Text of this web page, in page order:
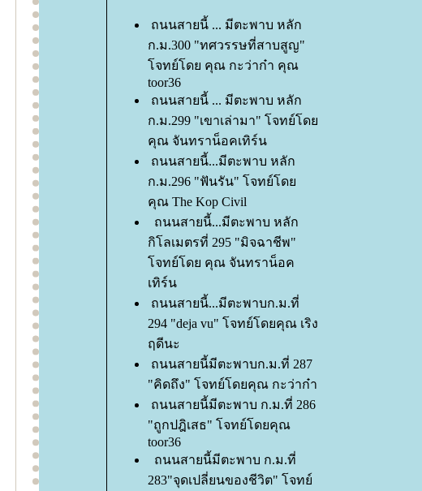
ถนนสายนี้ ... มีตะพาบ หลัก
ก.ม.300 "ทศวรรษที่สาบสูญ"
จทย์โดย คุณ กะว่าก๋า คุณ
toor36
ถนนสายนี้ ... มีตะพาบ หลัก
ก.ม.299 "เขาเล่ามา" โจทย์โด
คุณ จันทราน็อคเทิร์น
ถนนสายนี้...มีตะพาบ หลัก
ก.ม.296 "ฟันรัน" โจทย์โด
คุณ The Kop Civil
ถนนสายนี้...มีตะพาบ หลัก
กิโลเมตรที่ 295 "มิจฉาชีพ"
จทย์โดย คุณ จันทราน็อค
เทิร์น
ถนนสายนี้...มีตะพาบก.ม.ที่
294 "deja vu" โจทย์โดยคุณ เริง
ฤดีนะ
ถนนสายนี้มีตะพาบก.ม.ที่ 287
"คิดถึง" โจทย์โดยคุณ กะว่าก๋า
ถนนสายนี้มีตะพาบ ก.ม.ที่ 286
"ถูกปฎิเสธ" โจทย์โดยคุณ
toor36
ถนนสายนี้มีตะพาบ ก.ม.ที่
283"จุดเปลี่ยนของชีวิต" โจทย์